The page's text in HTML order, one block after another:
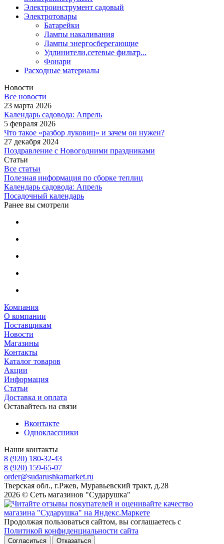
Электроинструмент садовый
Электротовары
Батарейки
Лампы накаливания
Лампы энергосберегающие
Удлинители,сетевые фильтр...
Фонари
Расходные материалы
Новости
Все новости
23 марта 2026
Календарь садовода: Апрель
5 февраля 2026
Что такое «разбор луковиц» и зачем он нужен?
27 декабря 2024
Поздравление с Новогодними праздниками
Статьи
Все статьи
Полезная информация по сборке теплиц
Календарь садовода: Апрель
Посадочный календарь
Ранее вы смотрели
Компания
О компании
Поставщикам
Новости
Магазины
Контакты
Каталог товаров
Акции
Информация
Статьи
Доставка и оплата
Оставайтесь на связи
Вконтакте
Одноклассники
Наши контакты
8 (920) 180-32-43
8 (920) 159-65-07
order@sudarushkamarket.ru
Тверская обл., г.Ржев, Муравьевский тракт, д.28
2026 © Сеть магазинов "Сударушка"
Продолжая пользоваться сайтом, вы соглашаетесь с
Политикой конфиденциальности сайта
Согласиться Отказаться